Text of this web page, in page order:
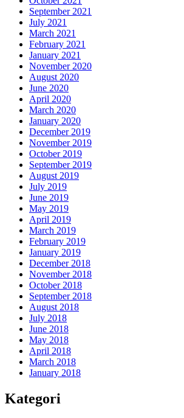
September 2021
July 2021
March 2021
February 2021
January 2021
November 2020
August 2020
June 2020
April 2020
March 2020
January 2020
December 2019
November 2019
October 2019
September 2019
August 2019
July 2019
June 2019
May 2019
April 2019
March 2019
February 2019
January 2019
December 2018
November 2018
October 2018
September 2018
August 2018
July 2018
June 2018
May 2018
April 2018
March 2018
January 2018
Kategori